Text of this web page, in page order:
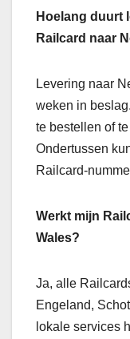
Hoelang duurt
Railcard naar
Levering naar
weken in
te bestellen of
Ondertussen
Railcard-
Werkt mijn
Wales?
Ja, alle
Engeland,
lokale services